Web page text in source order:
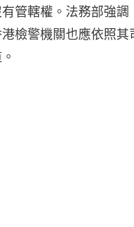
管轄權。法務部強
檢警機關也應依照